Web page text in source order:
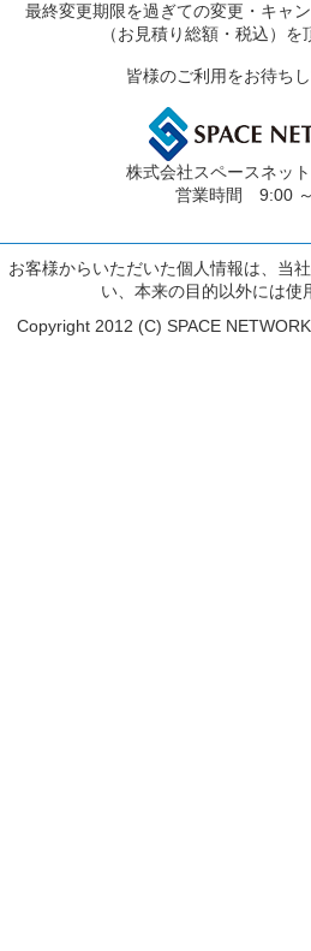
最終変更期限を過ぎての変更・キャ
（お見積り総額・税込）を
皆様のご利用をお待ちし
株式会社スペースネッ
営業時間 9:00
お客様からいただいた個人情報は、当
い、本来の目的以外には使
Copyright 2012 (C) SPACE